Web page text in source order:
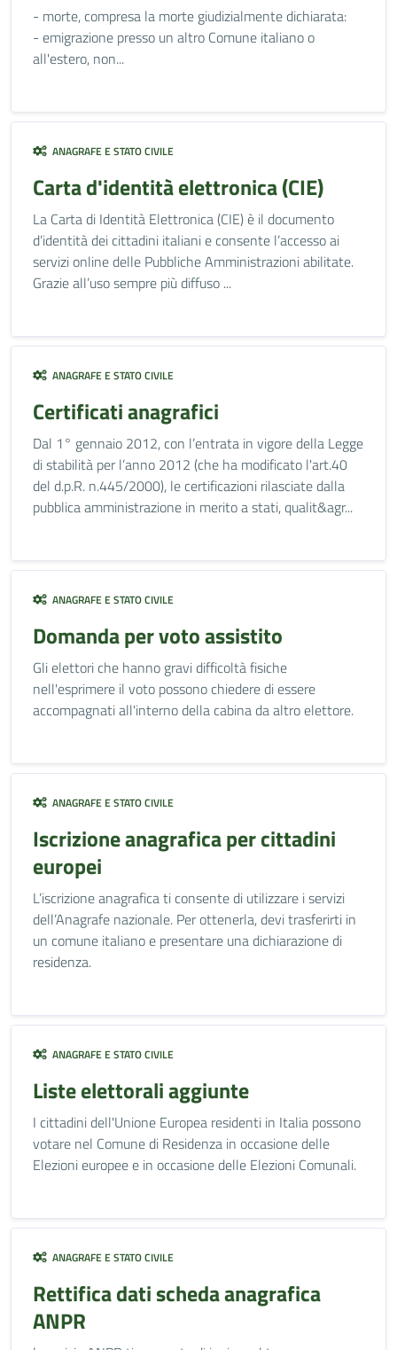
- morte, compresa la morte giudizialmente dichiarata:
- emigrazione presso un altro Comune italiano o
all'estero, non...
ANAGRAFE E STATO CIVILE
Carta d'identità elettronica (CIE)
La Carta di Identità Elettronica (CIE) è il documento
d’identità dei cittadini italiani e consente l’accesso ai
servizi online delle Pubbliche Amministrazioni abilitate.
Grazie all’uso sempre più diffuso ...
ANAGRAFE E STATO CIVILE
Certificati anagrafici
Dal 1° gennaio 2012, con l’entrata in vigore della Legge
di stabilità per l’anno 2012 (che ha modificato l'art.40
del d.p.R. n.445/2000), le certificazioni rilasciate dalla
pubblica amministrazione in merito a stati, qualit&agr...
ANAGRAFE E STATO CIVILE
Domanda per voto assistito
Gli elettori che hanno gravi difficoltà fisiche
nell'esprimere il voto possono chiedere di essere
accompagnati all'interno della cabina da altro elettore.
ANAGRAFE E STATO CIVILE
Iscrizione anagrafica per cittadini
europei
L’iscrizione anagrafica ti consente di utilizzare i servizi
dell’Anagrafe nazionale. Per ottenerla, devi trasferirti in
un comune italiano e presentare una dichiarazione di
residenza.
ANAGRAFE E STATO CIVILE
Liste elettorali aggiunte
I cittadini dell'Unione Europea residenti in Italia possono
votare nel Comune di Residenza in occasione delle
Elezioni europee e in occasione delle Elezioni Comunali.
ANAGRAFE E STATO CIVILE
Rettifica dati scheda anagrafica
ANPR